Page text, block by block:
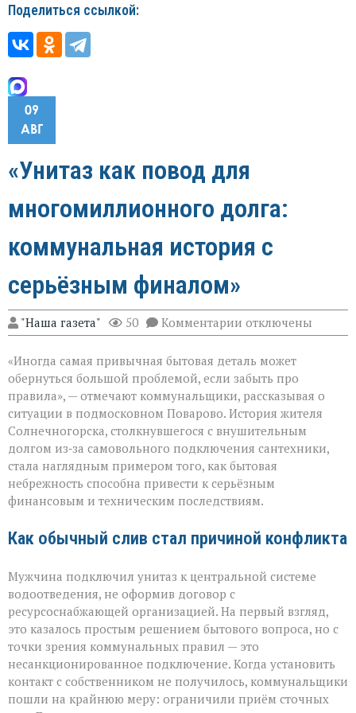
Поделиться ссылкой:
09
АВГ
«Унитаз как повод для
многомиллионного долга:
коммунальная история с
серьёзным финалом»
"Наша газета" 50 Комментарии к
записи
как
повод
долга:
коммунальная
история
с
серьёзным
финалом»
отключены
«Иногда самая привычная бытовая деталь может
обернуться большой проблемой, если забыть про
правила», — отмечают коммунальщики, рассказывая о
ситуации в подмосковном Поварово. История жителя
Солнечногорска, столкнувшегося с внушительным
долгом из‑за самовольного подключения сантехники,
стала наглядным примером того, как бытовая
небрежность способна привести к серьёзным
финансовым и техническим последствиям.
Как обычный слив стал причиной конфликта
Мужчина подключил унитаз к центральной системе
водоотведения, не оформив договор с
ресурсоснабжающей организацией. На первый взгляд,
это казалось простым решением бытового вопроса, но с
точки зрения коммунальных правил — это
несанкционированное подключение. Когда установить
контакт с собственником не получилось, коммунальщики
пошли на крайнюю меру: ограничили приём сточных